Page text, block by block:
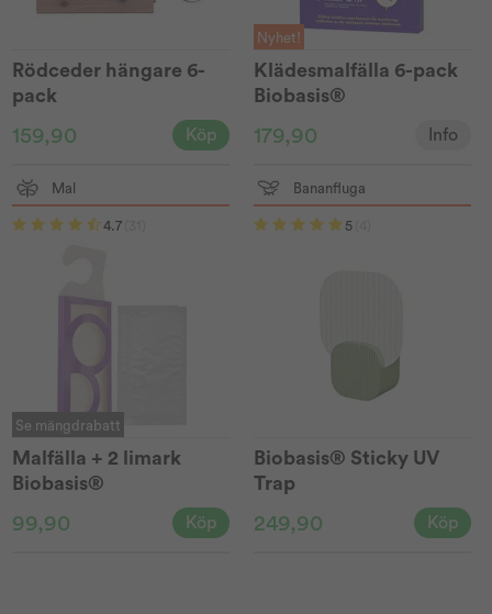
Rödceder hängare 6-
pack
159,90 Köp
Nyhet!
Klädesmalfälla 6-pack
Biobasis®
179,90 Info
Mal
4.7
Se mängdrabatt
Malfälla + 2 limark
Biobasis®
99,90 Köp
Bananfluga
5
Biobasis® Sticky UV
Trap
249,90 Köp